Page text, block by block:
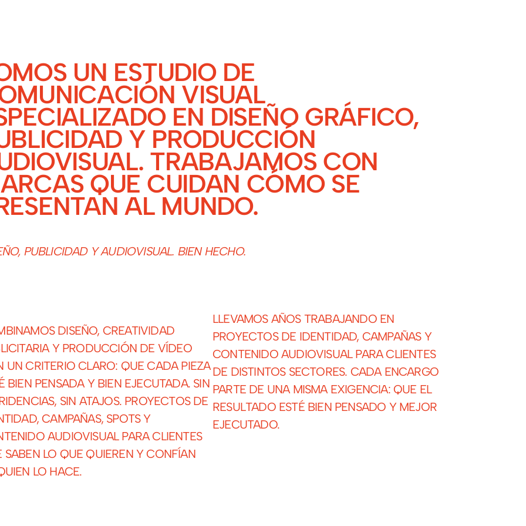
UN ESTUDIO DE
VISUAL
EN DISEÑO GRÁFICO,
Y PRODUCCIÓN
TRABAJAMOS CON
QUE CUIDAN CÓMO SE
AL MUNDO.
PUBLICIDAD Y AUDIOVISUAL. BIEN HECHO.
DISEÑO, CREATIVIDAD
Y PRODUCCIÓN DE VÍDEO
UN CRITERIO CLARO: QUE CADA PIEZA
BIEN PENSADA Y BIEN EJECUTADA. SIN
SIN ATAJOS. PROYECTOS DE
CAMPAÑAS, SPOTS Y
AUDIOVISUAL PARA CLIENTES
SABEN LO QUE QUIEREN Y CONFÍAN
LO HACE.
LLEVAMOS AÑOS TRABAJANDO EN
PROYECTOS DE IDENTIDAD, CAMPAÑAS Y
CONTENIDO AUDIOVISUAL PARA CLIENTES
DE DISTINTOS SECTORES. CADA ENCARGO
PARTE DE UNA MISMA EXIGENCIA: QUE EL
RESULTADO ESTÉ BIEN PENSADO Y MEJOR
EJECUTADO.